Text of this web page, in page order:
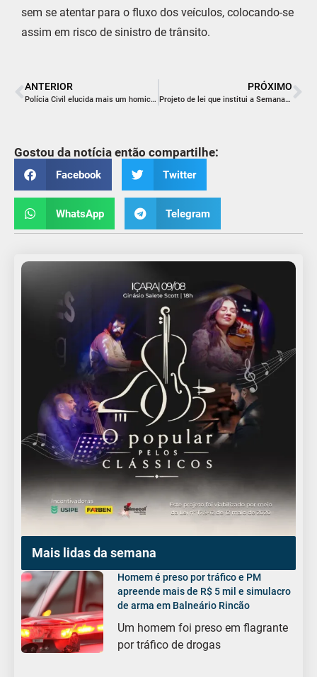
sem se atentar para o fluxo dos veículos, colocando-se
assim em risco de sinistro de trânsito.
ANTERIOR
Polícia Civil elucida mais um homicídio na região
PRÓXIMO
Projeto de lei que institui a Semana Municipal do Consumidor é aprovado
Gostou da notícia então compartilhe:
Facebook Twitter
WhatsApp Telegram
Mais lidas da semana
Homem é preso por tráfico e PM
apreende mais de R$ 5 mil e simulacro
de arma em Balneário Rincão
Um homem foi preso em flagrante
por tráfico de drogas